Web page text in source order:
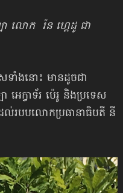
ឡា លោក រ៉ន ហ្គេដូ ជា
ាំងនោះ មានដូចជា
េក្វាទ័រ ប៉េរូ និងប្រទេស
របបលោកប្រធានាធិបតី នី